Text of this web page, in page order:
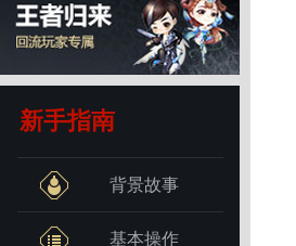
新手指南
背景故事
基本操作